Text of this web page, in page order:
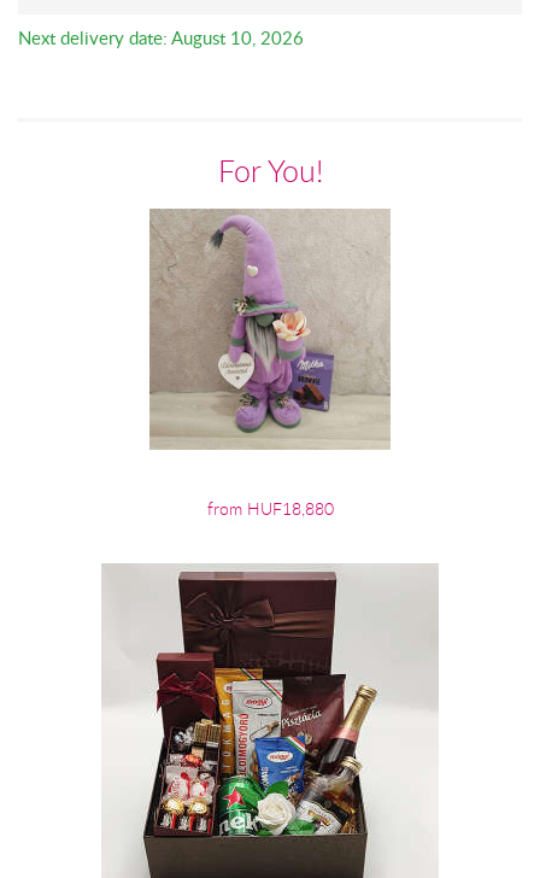
Next delivery date: August 10, 2026
For You!
from HUF18,880